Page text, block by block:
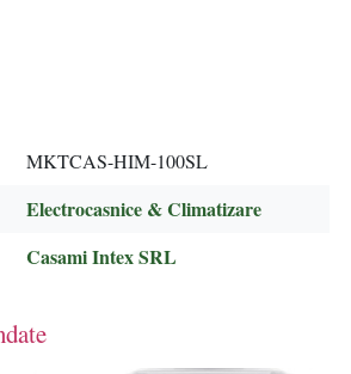
MKTCAS-HIM-100SL
Electrocasnice & Climatizare
Casami Intex SRL